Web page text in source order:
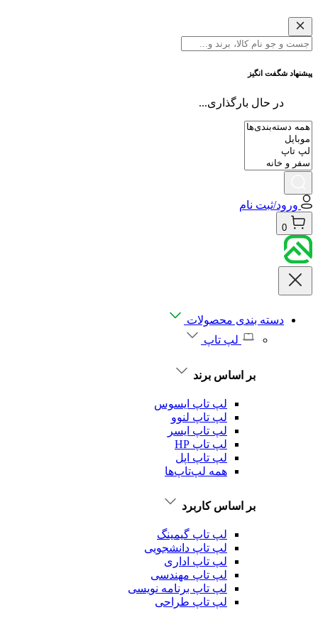
پیشنهاد شگفت انگیز
در حال بارگذاری...
ورود/ثبت نام
0
دسته بندی محصولات
لپ تاپ
بر اساس برند
لپ تاپ ایسوس
لپ تاپ لنوو
لپ تاپ ایسر
لپ تاپ HP
لپ تاپ اپل
همه لپ‌تاپ‌ها
بر اساس کاربرد
لپ تاپ گیمینگ
لپ تاپ دانشجویی
لپ تاپ اداری
لپ تاپ مهندسی
لپ تاپ برنامه نویسی
لپ تاپ طراحی